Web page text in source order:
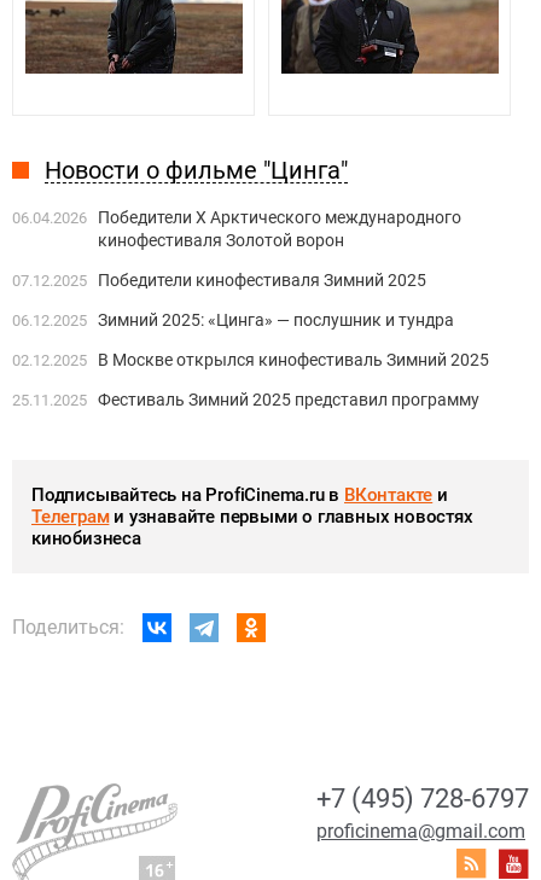
Новости о фильме "Цинга"
06.04.2026
Победители X Арктического международного
кинофестиваля Золотой ворон
07.12.2025 Победители кинофестиваля Зимний 2025
06.12.2025 Зимний 2025: «Цинга» — послушник и тундра
02.12.2025 В Москве открылся кинофестиваль Зимний 2025
25.11.2025 Фестиваль Зимний 2025 представил программу
Подписывайтесь на ProfiCinema.ru в ВКонтакте и
Телеграми узнавайте первыми о главных новостях
кинобизнеса
Поделиться:
+7 (495) 728-6797
proficinema@gmail.com